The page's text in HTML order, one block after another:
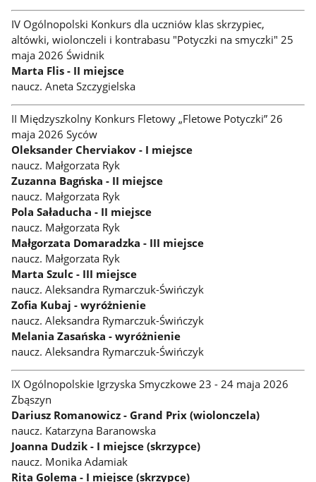
IV Ogólnopolski Konkurs dla uczniów klas skrzypiec,
altówki, wiolonczeli i kontrabasu "Potyczki na smyczki" 25
maja 2026 Świdnik
Marta Flis - II miejsce
naucz. Aneta Szczygielska
II Międzyszkolny Konkurs Fletowy „Fletowe Potyczki” 26
maja 2026 Syców
Oleksander Cherviakov - I miejsce
naucz. Małgorzata Ryk
Zuzanna Bagńska - II miejsce
naucz. Małgorzata Ryk
Pola Saładucha - II miejsce
naucz. Małgorzata Ryk
Małgorzata Domaradzka - III miejsce
naucz. Małgorzata Ryk
Marta Szulc - III miejsce
naucz. Aleksandra Rymarczuk-Świńczyk
Zofia Kubaj - wyróżnienie
naucz. Aleksandra Rymarczuk-Świńczyk
Melania Zasańska - wyróżnienie
naucz. Aleksandra Rymarczuk-Świńczyk
IX Ogólnopolskie Igrzyska Smyczkowe 23 - 24 maja 2026
Zbąszyn
Dariusz Romanowicz - Grand Prix (wiolonczela)
naucz. Katarzyna Baranowska
Joanna Dudzik - I miejsce (skrzypce)
naucz. Monika Adamiak
Rita Golema - I miejsce (skrzypce)